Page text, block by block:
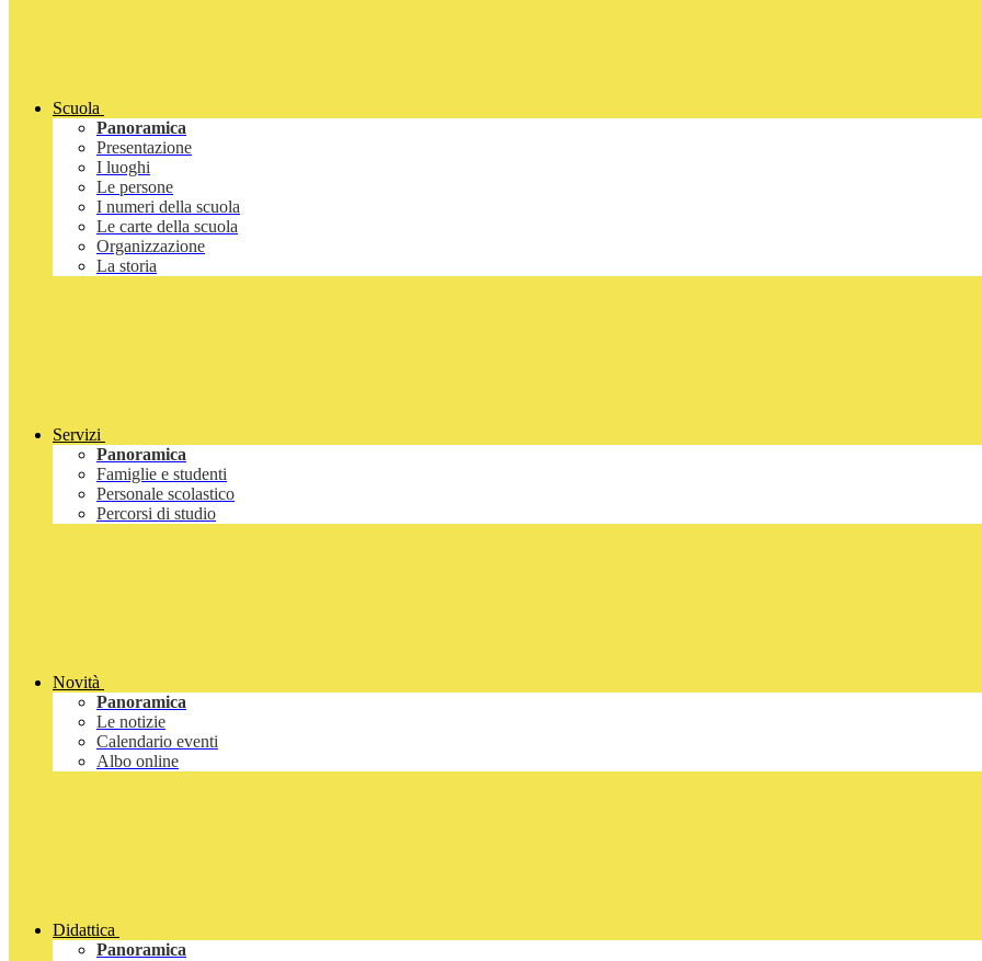
Scuola
Panoramica
Presentazione
I luoghi
Le persone
I numeri della scuola
Le carte della scuola
Organizzazione
La storia
Servizi
Panoramica
Famiglie e studenti
Personale scolastico
Percorsi di studio
Novità
Panoramica
Le notizie
Calendario eventi
Albo online
Didattica
Panoramica